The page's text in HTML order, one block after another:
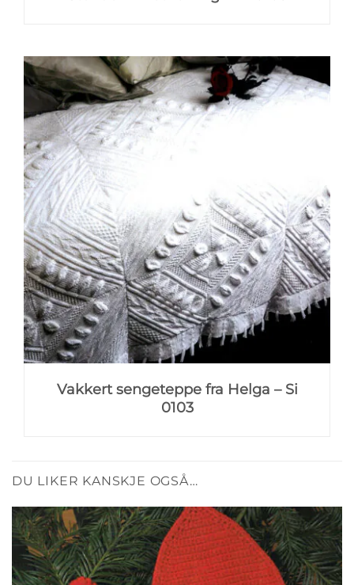
Vakkert sengeteppe fra Helga – Si
0103
DU LIKER KANSKJE OGSÅ…